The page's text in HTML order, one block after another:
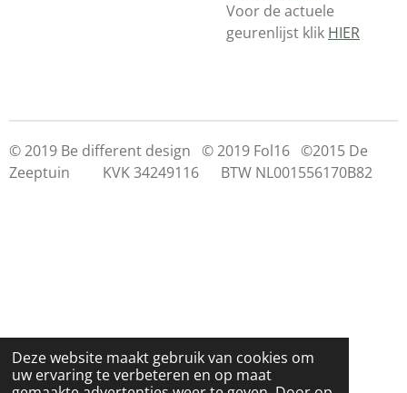
Deze website maakt gebruik van cookies om
uw ervaring te verbeteren en op maat
Voor de actuele
geurenlijst klik HIER
© 2019 Be different design © 2019 Fol16 ©2015 De
Zeeptuin KVK 34249116 BTW NL001556170B82